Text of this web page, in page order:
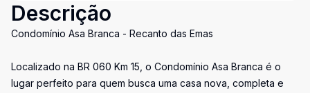
Descrição
Condomínio Asa Branca - Recanto das Emas
Localizado na BR 060 Km 15, o Condomínio Asa Branca é o
lugar perfeito para quem busca uma casa nova, completa e